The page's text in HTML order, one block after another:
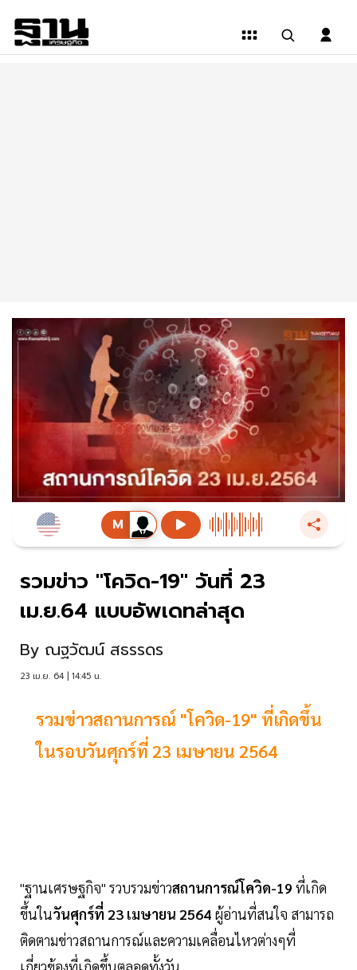
รวมข่าว "โควิด-19" วันที่ 23
เม.ย.64 แบบอัพเดทล่าสุด
By ณฐวัฒน์ สธรรดร
23 เม.ย. 64 | 14:45 น.
รวมข่าวสถานการณ์ "โควิด-19" ที่เกิดขึ้น
ในรอบวันศุกร์ที่ 23 เมษายน 2564
"ฐานเศรษฐกิจ" รวบรวมข่าวสถานการณ์โควิด-19 ที่เกิด
ขึ้นในวันศุกร์ที่ 23 เมษายน 2564 ผู้อ่านที่สนใจ สามารถ
ติดตามข่าวสถานการณ์และความเคลื่อนไหวต่างๆที่